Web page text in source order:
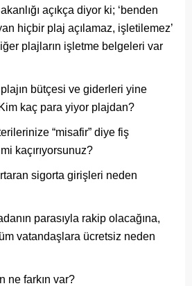
açıkça diyor ki; ‘benden
hiçbir plaj açılamaz, işletilemez’
plajların işletme belgeleri var
bütçesi ve giderleri yine
kaç para yiyor plajdan?
“misafir” diye fiş
kaçırıyorsunuz?
sigorta girişleri neden
parasıyla rakip olacağına,
vatandaşlara ücretsiz neden
ne farkın var?